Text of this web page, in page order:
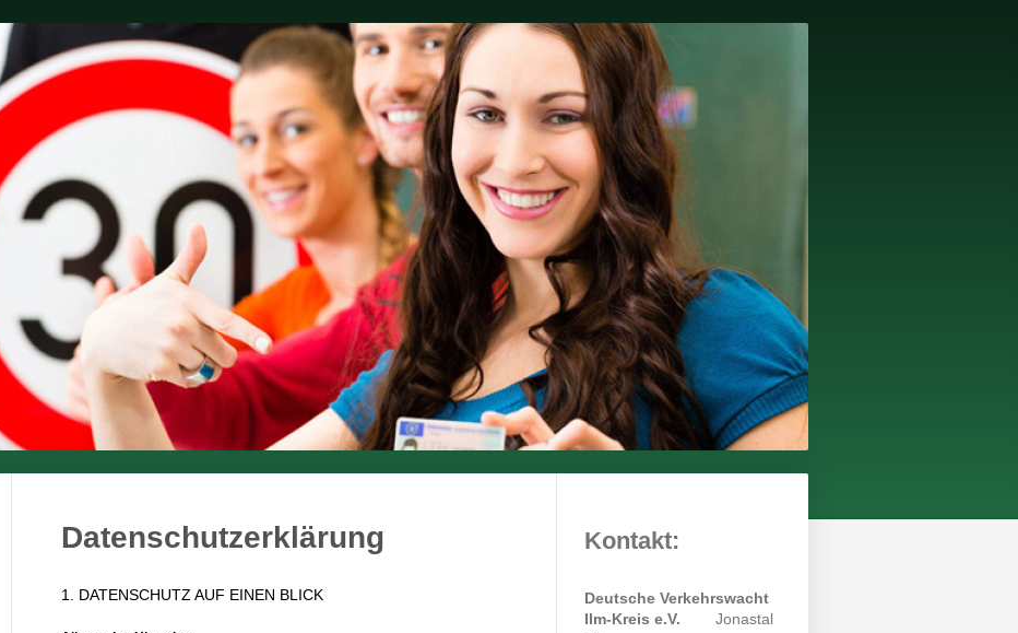
Datenschutzerklärung
1. DATENSCHUTZ AUF EINEN BLICK
Kontakt:
Deutsche Verkehrswacht
Ilm-Kreis e.V.
Jonastal